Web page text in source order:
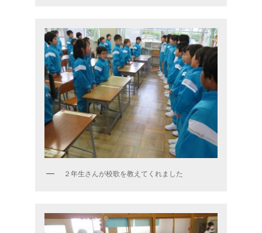
２年生さんが校歌を教えてくれました